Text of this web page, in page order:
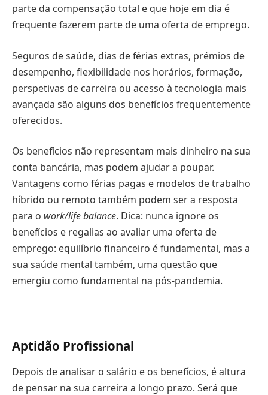
parte da compensação total e que hoje em dia é
frequente fazerem parte de uma oferta de emprego.
Seguros de saúde, dias de férias extras, prémios de
desempenho, flexibilidade nos horários, formação,
perspetivas de carreira ou acesso à tecnologia mais
avançada são alguns dos benefícios frequentemente
oferecidos.
Os benefícios não representam mais dinheiro na sua
conta bancária, mas podem ajudar a poupar.
Vantagens como férias pagas e modelos de trabalho
híbrido ou remoto também podem ser a resposta
para o work/life balance. Dica: nunca ignore os
benefícios e regalias ao avaliar uma oferta de
emprego: equilíbrio financeiro é fundamental, mas a
sua saúde mental também, uma questão que
emergiu como fundamental na pós-pandemia.
Aptidão Profissional
Depois de analisar o salário e os benefícios, é altura
de pensar na sua carreira a longo prazo. Será que